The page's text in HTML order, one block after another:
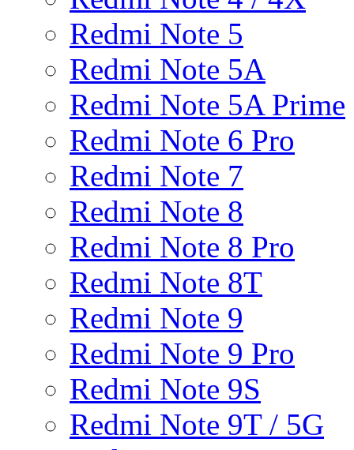
Redmi Note 5
Redmi Note 5A
Redmi Note 5A Prime
Redmi Note 6 Pro
Redmi Note 7
Redmi Note 8
Redmi Note 8 Pro
Redmi Note 8T
Redmi Note 9
Redmi Note 9 Pro
Redmi Note 9S
Redmi Note 9T / 5G